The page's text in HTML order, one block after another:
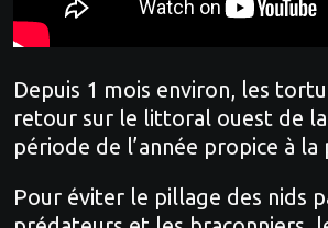
Depuis 1 mois environ, les
retour sur le littoral ouest de la
période de l’année propice à la
Pour éviter le pillage des nids